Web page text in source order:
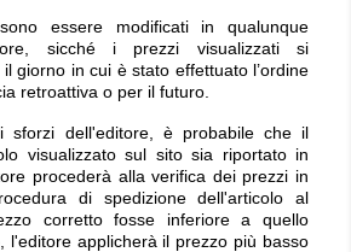
essere modificati in qualunque
sicché i prezzi visualizzati si
giorno in cui è stato effettuato l’ordine
retroattiva o per il futuro.
sforzi dell'editore, è probabile che il
visualizzato sul sito sia riportato in
procederà alla verifica dei prezzi in
di spedizione dell'articolo al
corretto fosse inferiore a quello
l'editore applicherà il prezzo più basso